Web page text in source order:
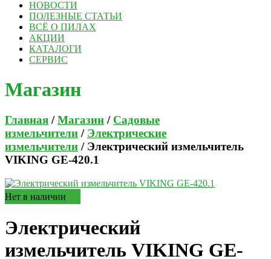
НОВОСТИ
ПОЛЕЗНЫЕ СТАТЬИ
ВСЁ О ПИЛАХ
АКЦИИ
КАТАЛОГИ
СЕРВИС
Магазин
Главная /Магазин / Садовые
измельчители / Электрические
измельчители / Электрический измельчитель
VIKING GE-420.1
Нет в наличии
Электрический
измельчитель VIKING GE-